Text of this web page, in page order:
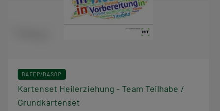
BAFEP/BASOP
Kartenset Heilerziehung - Team Teilhabe /
Grundkartenset